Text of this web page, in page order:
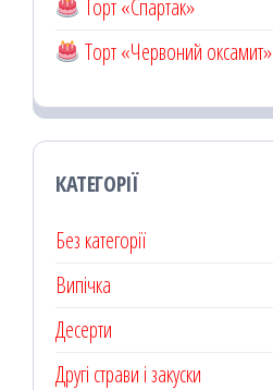
Торт «Спартак»
Торт «Червоний оксамит»
КАТЕГОРІЇ
Без категорії
Випічка
Десерти
Другі страви і закуски